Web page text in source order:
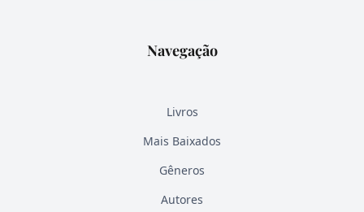
Navegação
Livros
Mais Baixados
Gêneros
Autores